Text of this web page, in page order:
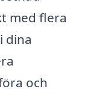
med flera
dina
och